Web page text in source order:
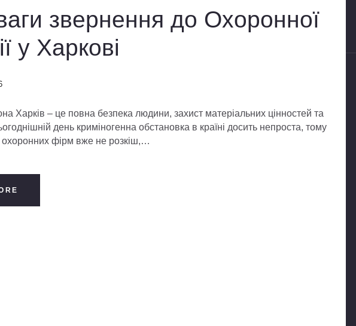
звернення до Охоронної
у Харкові
Харків – це повна безпека людини, захист матеріальних цінностей та
день криміногенна обстановка в країні досить непроста, тому
фірм вже не розкіш,…